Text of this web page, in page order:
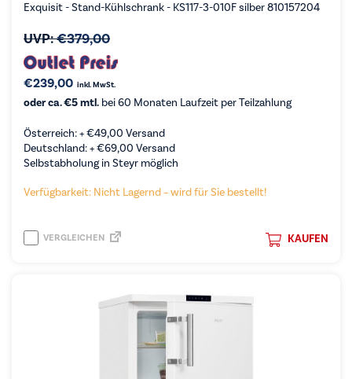
Exquisit - Stand-Kühlschrank - KS117-3-010F silber 810157204
UVP:€379,00
€239,00 inkl. MwSt.
oder ca. €5 mtl. bei 60 Monaten Laufzeit per Teilzahlung
Österreich: +€49,00 Versand
Deutschland: +€69,00 Versand
Selbstabholung in Steyr möglich
Verfügbarkeit: Nicht Lagernd – wird für Sie bestellt!
KAUFEN
VERGLEICHEN